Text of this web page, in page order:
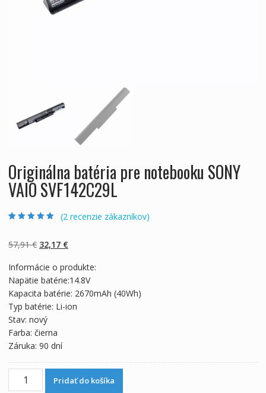
Originálna batéria pre notebooku SONY
VAIO SVF142C29L
základe
zákazníckych
(2 recenzie zákazníkov)
57,91€ Pôvodná
bola:
57,91 €.
32,17 €Aktuálna
je:
32,17 €.
Informácie o produkte:
Napätie batérie:14.8V
Kapacita batérie: 2670mAh (40Wh)
Typ batérie: Li-ion
Stav: nový
Farba: čierna
Záruka: 90 dní
množstvo
Pridať do košíka